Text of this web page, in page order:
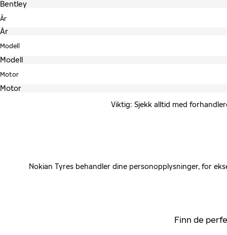
År
Modell
Motor
Viktig: Sjekk alltid med
Nokian Tyres behandler dine personopplysninger, for
Finn de